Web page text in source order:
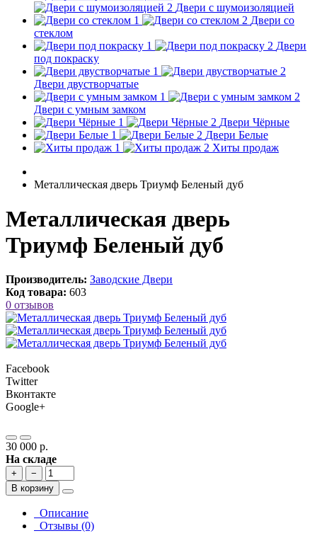
Двери с шумоизоляцией
Двери со
стеклом
Двери
под покраску
Двери двустворчатые
Двери с умным замком
Двери Чёрные
Двери Белые
Хиты продаж
Металлическая дверь Триумф Беленый дуб
Металлическая дверь
Триумф Беленый дуб
Производитель: Заводские Двери
Код товара: 603
0 отзывов
Facebook
Twitter
Вконтакте
Google+
30 000 р.
На складе
+
−
В корзину
Описание
Отзывы (0)